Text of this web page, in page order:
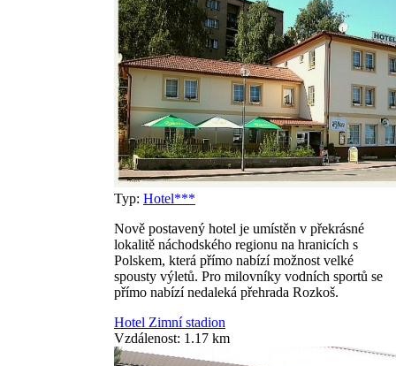
Typ: Hotel***
Nově postavený hotel je umístěn v překrásné
lokalitě náchodského regionu na hranicích s
Polskem, která přímo nabízí možnost velké
spousty výletů. Pro milovníky vodních sportů se
přímo nabízí nedaleká přehrada Rozkoš.
Hotel Zimní stadion
Vzdálenost: 1.17 km